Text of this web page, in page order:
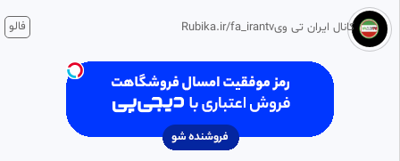
دانلود فیلم های سینمایی از کانال من کانال رو دنبال کن پیدئو رو لایک کن
فالو مساوی با فالو
کانال ایران تی ویRubika.ir/fa_irantv فالو